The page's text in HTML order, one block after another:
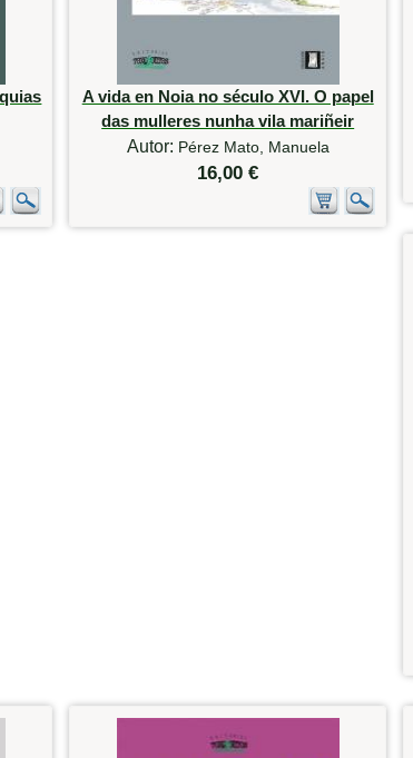
A vida en Noia no século XVI. O papel
das mulleres nunha vila mariñeir
Autor: Pérez Mato, Manuela
16,00 €